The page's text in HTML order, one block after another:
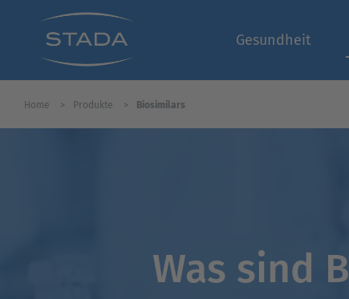
Gesundheit
Home Produkte Biosimilars
Was sind